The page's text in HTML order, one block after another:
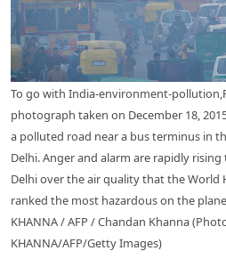
To go with India-environment-
photograph taken on December 18,
a polluted road near a bus terminus in
Delhi. Anger and alarm are rapidly
Delhi over the air quality that the World
ranked the most hazardous on the
KHANNA / AFP / Chandan Khanna
KHANNA/AFP/Getty Images)